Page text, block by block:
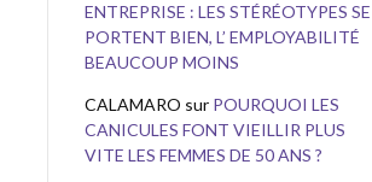
ENTREPRISE : LES STÉRÉOTYPES SE
PORTENT BIEN, L’ EMPLOYABILITÉ
BEAUCOUP MOINS
CALAMARO sur POURQUOI LES
CANICULES FONT VIEILLIR PLUS
VITE LES FEMMES DE 50 ANS ?